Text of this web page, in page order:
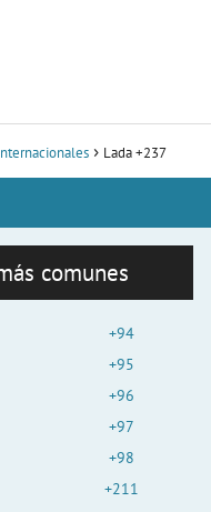
Lada +237
comunes
+94
+95
+96
+97
+98
+211